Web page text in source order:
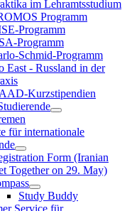
im Lehramtsstudium
Programm
Programm
Programm
Schmid-Programm
East - Russland in der
Kurzstipendien
für internationale
Form (Iranian
Together on 29. May)
Study Buddy
Service für